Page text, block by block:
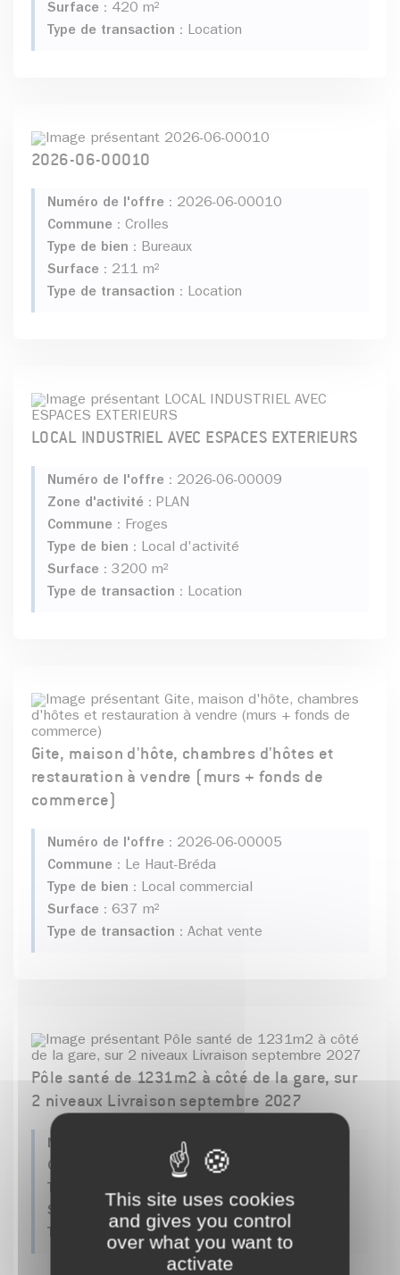
This site uses cookies
and gives you control
over what you want to
activate
Surface : 420 m²
Type de transaction : Location
2026-06-00010
Numéro de l'offre : 2026-06-00010
Commune : Crolles
Type de bien : Bureaux
Surface : 211 m²
Type de transaction : Location
LOCAL INDUSTRIEL AVEC ESPACES EXTERIEURS
Numéro de l'offre : 2026-06-00009
Zone d'activité : PLAN
Commune : Froges
Type de bien : Local d'activité
Surface : 3200 m²
Type de transaction : Location
Gite, maison d'hôte, chambres d'hôtes et
restauration à vendre (murs + fonds de
commerce)
Numéro de l'offre : 2026-06-00005
Commune : Le Haut-Bréda
Type de bien : Local commercial
Surface : 637 m²
Type de transaction : Achat vente
Pôle santé de 1231m2 à côté de la gare, sur
2 niveaux Livraison septembre 2027
Numéro de l'offre :
2026-06-00002
Commune :
Pontcharra
Type de bien :
Bureaux
Surface :
20 m²
Type de transaction :
Achat vente, Location